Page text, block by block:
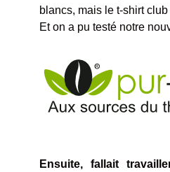
blancs, mais le t-shirt
Et on a pu testé notre
Ensuite, fallait